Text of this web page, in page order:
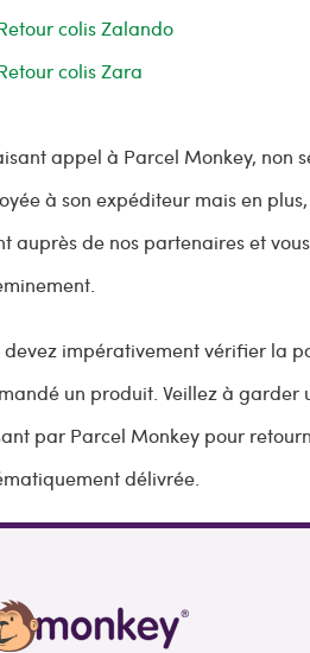
colis Zalando
colis Zara
appel à Parcel Monkey, non
à son expéditeur mais en
auprès de nos partenaires et
devez impérativement vérifier la
un produit. Veillez à garder
par Parcel Monkey pour
délivrée.